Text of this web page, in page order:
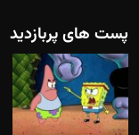
پست های پربازدید